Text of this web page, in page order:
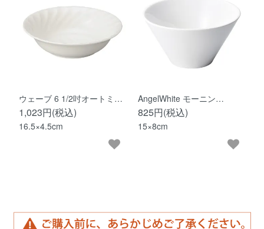
ウェーブ 6 1/2吋オートミ…
1,023円(税込)
16.5×4.5cm
AngelWhite モーニン…
825円(税込)
15×8cm